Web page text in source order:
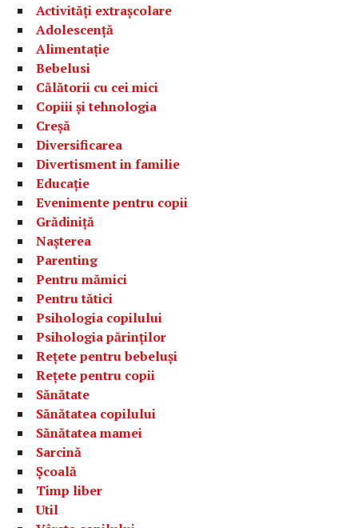
Activități extrașcolare
Adolescență
Alimentație
Bebelusi
Călătorii cu cei mici
Copiii și tehnologia
Creșă
Diversificarea
Divertisment in familie
Educație
Evenimente pentru copii
Grădiniță
Nașterea
Parenting
Pentru mămici
Pentru tătici
Psihologia copilului
Psihologia părinților
Rețete pentru bebeluși
Rețete pentru copii
Sănătate
Sănătatea copilului
Sănătatea mamei
Sarcină
Școală
Timp liber
Util